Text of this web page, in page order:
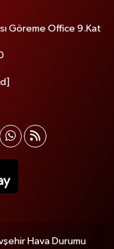
Göreme Office 9.Kat
Hava Durumu